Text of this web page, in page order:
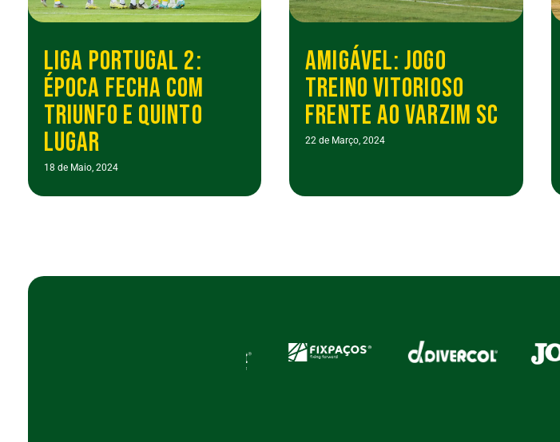
LIGA PORTUGAL 2:
ÉPOCA FECHA COM
TRIUNFO E QUINTO
LUGAR
18 de Maio, 2024
AMIGÁVEL: JOGO
TREINO VITORIOSO
FRENTE AO VARZIM SC
22 de Março, 2024